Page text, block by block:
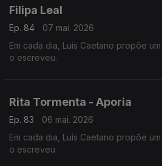
Filipa Leal
Ep. 84
07 mai. 2026
Em cada dia, Luís Caetano propõe
o escreveu.
Rita Tormenta - Aporia
Ep. 83
06 mai. 2026
Em cada dia, Luís Caetano propõe
o escreveu.